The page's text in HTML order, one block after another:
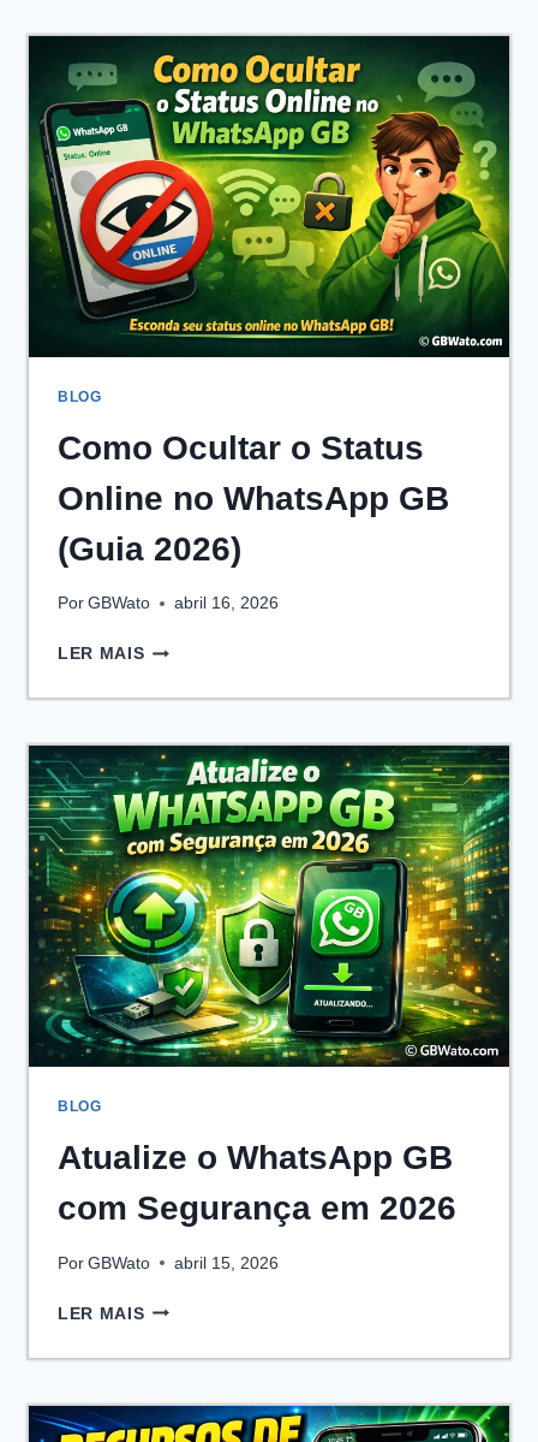
COMO
CORRIGIR
RECUPERAR
SUA
CONTA
(2026)
BLOG
Como Ocultar o Status
Online no WhatsApp GB
(Guia 2026)
Por GBWato abril 16, 2026
LER MAISCOMO
O
ONLINE
NO
WHATSAPP
GB
(GUIA
2026)
BLOG
Atualize o WhatsApp GB
com Segurança em 2026
Por GBWato abril 15, 2026
LER MAISATUALIZE
WHATSAPP
COM
SEGURANÇA